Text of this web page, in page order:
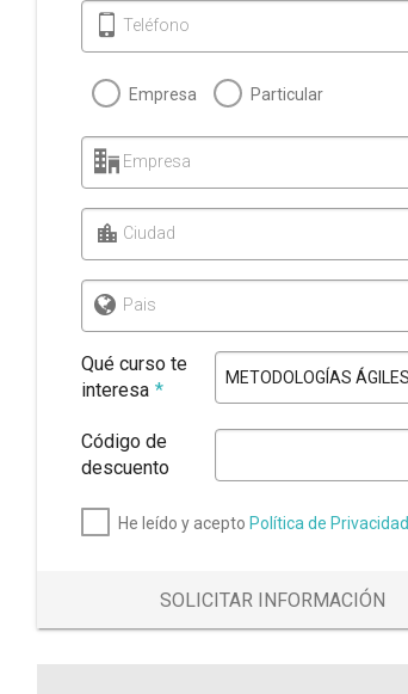
Teléfono
Empresa Particular
Empresa
Ciudad
Pais
Qué curso te
interesa *
Código de
descuento
He leído y acepto Política de Privacidad
SOLICITAR INFORMACIÓN